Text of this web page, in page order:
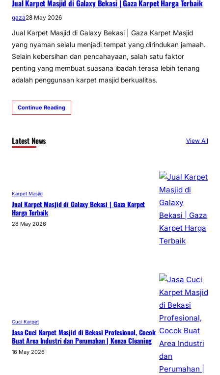
Jual Karpet Masjid di Galaxy Bekasi | Gaza Karpet Harga Terbaik
gaza28 May 2026
Jual Karpet Masjid di Galaxy Bekasi | Gaza Karpet Masjid
yang nyaman selalu menjadi tempat yang dirindukan jamaah.
Selain kebersihan dan pencahayaan, salah satu faktor
penting yang membuat suasana ibadah terasa lebih tenang
adalah penggunaan karpet masjid berkualitas.
Continue Reading
Latest News View All
Karpet Masjid
Jual Karpet Masjid di Galaxy Bekasi | Gaza Karpet
Harga Terbaik
28 May 2026
Cuci Karpet
Jasa Cuci Karpet Masjid di Bekasi Profesional, Cocok
Buat Area Industri dan Perumahan | Kenzo Cleaning
16 May 2026